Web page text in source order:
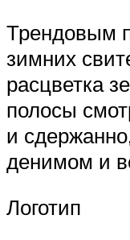
Трендовым
зимних
расцветка
полосы
и
денимом и
Логотип